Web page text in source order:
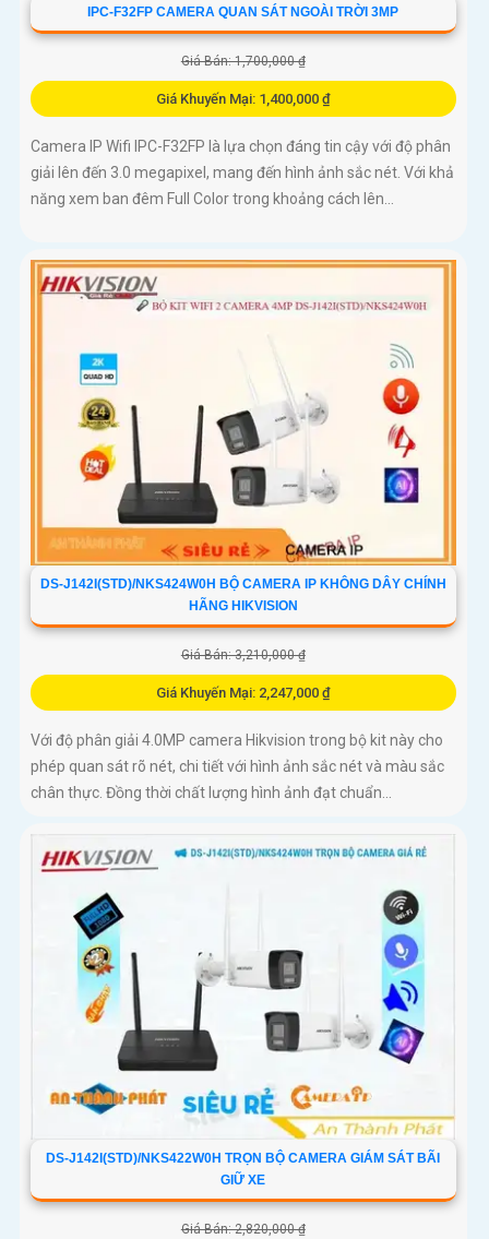
IPC-F32FP CAMERA QUAN SÁT NGOÀI TRỜI 3MP
Giá Bán: 1,700,000 ₫
Giá Khuyến Mại: 1,400,000 ₫
Camera IP Wifi IPC-F32FP là lựa chọn đáng tin cậy với độ phân
giải lên đến 3.0 megapixel, mang đến hình ảnh sắc nét. Với khả
năng xem ban đêm Full Color trong khoảng cách lên...
DS-J142I(STD)/NKS424W0H BỘ CAMERA IP KHÔNG DÂY CHÍNH
HÃNG HIKVISION
Giá Bán: 3,210,000 ₫
Giá Khuyến Mại: 2,247,000 ₫
Với độ phân giải 4.0MP camera Hikvision trong bộ kit này cho
phép quan sát rõ nét, chi tiết với hình ảnh sắc nét và màu sắc
chân thực. Đồng thời chất lượng hình ảnh đạt chuẩn...
DS-J142I(STD)/NKS422W0H TRỌN BỘ CAMERA GIÁM SÁT BÃI
GIỮ XE
Giá Bán: 2,820,000 ₫